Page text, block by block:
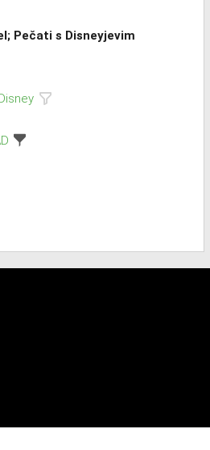
Pečati s Disneyjevim